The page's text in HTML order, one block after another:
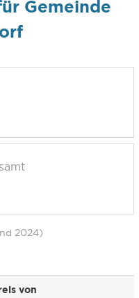
Gemeinde
2024)
von